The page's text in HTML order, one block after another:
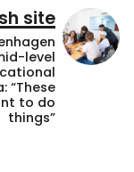
site
level
“These
to do
things”